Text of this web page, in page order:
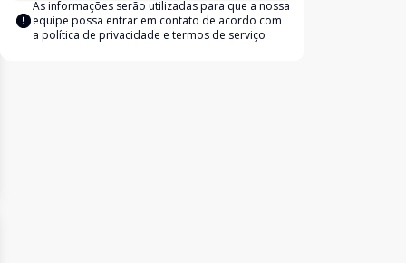
As informações serão utilizadas para que a nossa
equipe possa entrar em contato de acordo com
a política de privacidade e termos de serviço